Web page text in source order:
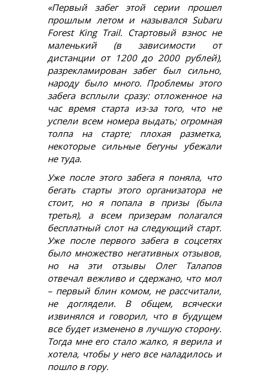
«Первый забег этой серии прошел
прошлым летом и назывался Subaru
Forest King Trail. Стартовый взнос не
маленький (в зависимости от
дистанции от 1200 до 2000 рублей),
разрекламирован забег был сильно,
народу было много. Проблемы этого
забега всплыли сразу: отложенное на
час время старта из-за того, что не
успели всем номера выдать; огромная
толпа на старте; плохая разметка,
некоторые сильные бегуны убежали
не туда.
Уже после этого забега я поняла, что
бегать старты этого организатора не
стоит, но я попала в призы (была
третья), а всем призерам полагался
бесплатный слот на следующий старт.
Уже после первого забега в соцсетях
было множество негативных отзывов,
но на эти отзывы Олег Талапов
отвечал вежливо и сдержано, что мол
– первый блин комом, не рассчитали,
не доглядели. В общем, всячески
извинялся и говорил, что в будущем
все будет изменено в лучшую сторону.
Тогда мне его стало жалко, я верила и
хотела, чтобы у него все наладилось и
пошло в гору.